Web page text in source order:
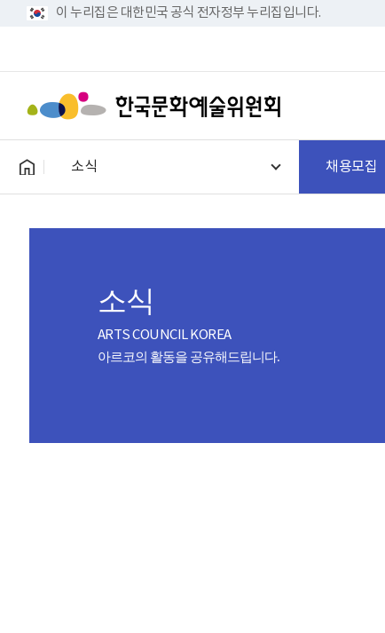
이 누리집은 대한민국 공식 전자정부 누리집입니다.
소식 채용모집
소식
ARTS COUNCIL KOREA
아르코의 활동을 공유해드립니다.